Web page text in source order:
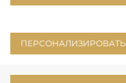
ПЕРСОНАЛИЗИРОВАТЬ